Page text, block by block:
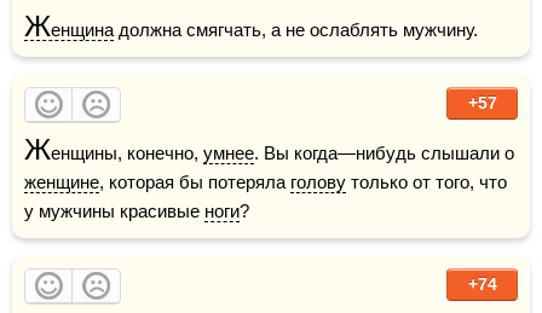
Женщина должна смягчать, а не ослаблять мужчину.
+57
Женщины, конечно, умнее
женщине, которая бы потеряла голову только от того, что
у мужчины красивые ноги?
+74